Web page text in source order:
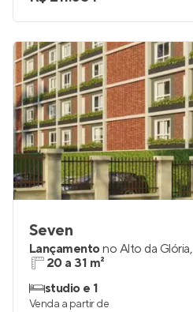
Seven
Lançamentono Alto da Glória,
20 a 31 m²
studio e 1
Venda a partir de